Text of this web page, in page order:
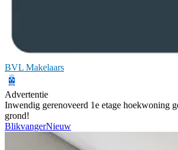
BVL Makelaars
Advertentie
Inwendig gerenoveerd 1e etage hoekwoning
grond!
BlikvangerNieuw